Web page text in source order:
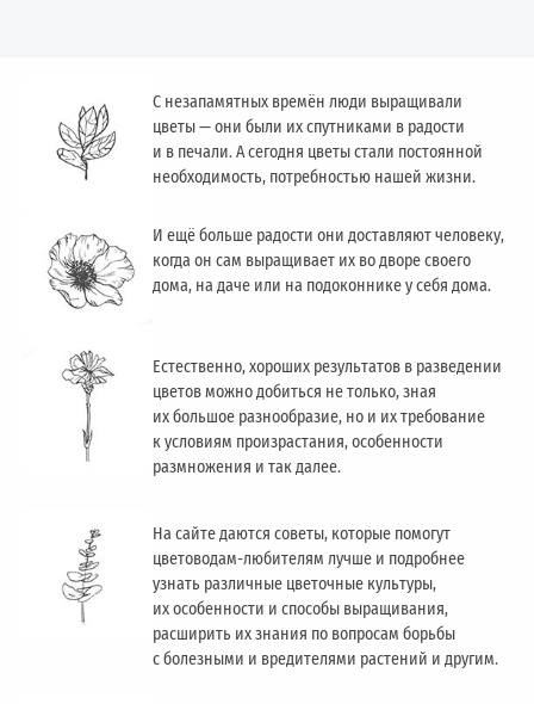
С незапамятных времён люди выращивали
цветы — они были их спутниками в радости
и в печали. А сегодня цветы стали постоянной
необходимость, потребностью нашей жизни.
И ещё больше радости они доставляют человеку,
когда он сам выращивает их во дворе своего
дома, на даче или на подоконнике у себя дома.
Естественно, хороших результатов в разведении
цветов можно добиться не только, зная
их большое разнообразие, но и их требование
к условиям произрастания, особенности
размножения и так далее.
На сайте даются советы, которые помогут
цветоводам-любителям лучше и подробнее
узнать различные цветочные культуры,
их особенности и способы выращивания,
расширить их знания по вопросам борьбы
с болезными и вредителями растений и другим.